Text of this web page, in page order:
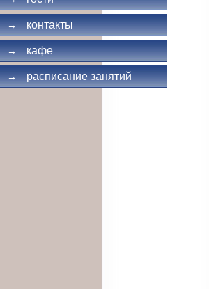
→ контакты
→ кафе
→ расписание занятий